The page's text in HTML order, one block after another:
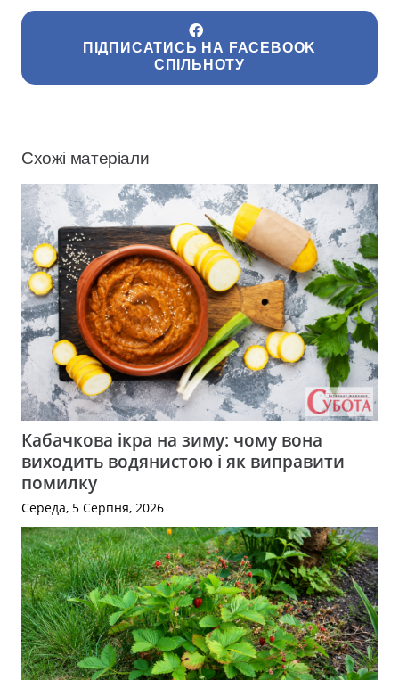
ПІДПИСАТИСЬ НА FACEBOOK
СПІЛЬНОТУ
Схожі матеріали
Кабачкова ікра на зиму: чому вона
виходить водянистою і як виправити
помилку
Середа, 5 Серпня, 2026